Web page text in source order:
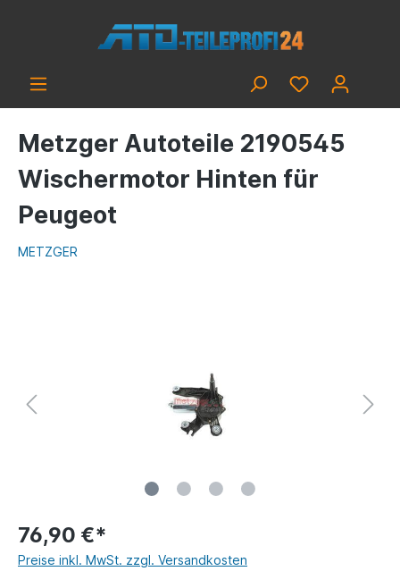
Metzger Autoteile 2190545
Wischermotor Hinten für
Peugeot
METZGER
76,90 €*
Preise inkl. MwSt. zzgl. Versandkosten